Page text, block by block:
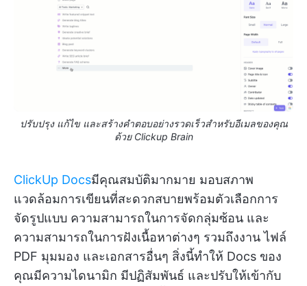
ปรับปรุง แก้ไข และสร้างคำตอบอย่างรวดเร็วสำหรับอีเมลของคุณ
ด้วย Clickup Brain
ClickUp Docsมีคุณสมบัติมากมาย มอบสภาพ
แวดล้อมการเขียนที่สะดวกสบายพร้อมตัวเลือกการ
จัดรูปแบบ ความสามารถในการจัดกลุ่มซ้อน และ
ความสามารถในการฝังเนื้อหาต่างๆ รวมถึงงาน ไฟล์
PDF มุมมอง และเอกสารอื่นๆ สิ่งนี้ทำให้ Docs ของ
คุณมีความไดนามิก มีปฏิสัมพันธ์ และปรับให้เข้ากับ